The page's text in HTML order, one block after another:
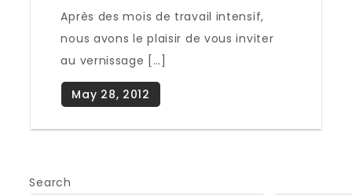
Après des mois de travail intensif,
nous avons le plaisir de vous inviter
au vernissage […]
Search